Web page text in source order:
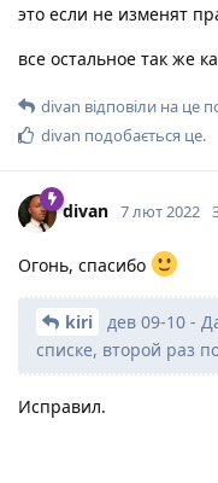
это если не изменят
все остальное так же
divan відповіли на це
divan подобається це.
divan 7 лют 2022
Огонь, спасибо
kiri
дев 09-10 -
списке, второй раз
Исправил.